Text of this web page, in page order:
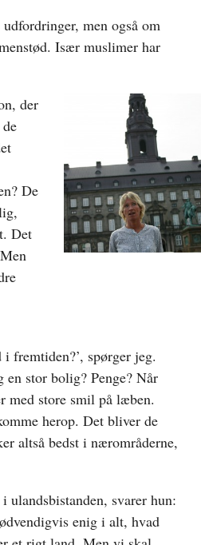
men også om
Især muslimer har
der
De
Det
fremtiden?’, spørger jeg.
stor bolig? Penge? Når
med store smil på læben.
herop. Det bliver de
altså bedst i nærområderne,
ulandsbistanden, svarer hun:
enig i alt, hvad